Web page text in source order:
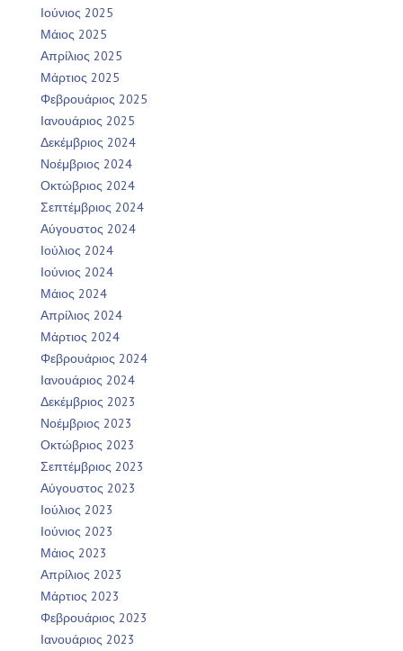
Ιούνιος 2025
Μάιος 2025
Απρίλιος 2025
Μάρτιος 2025
Φεβρουάριος 2025
Ιανουάριος 2025
Δεκέμβριος 2024
Νοέμβριος 2024
Οκτώβριος 2024
Σεπτέμβριος 2024
Αύγουστος 2024
Ιούλιος 2024
Ιούνιος 2024
Μάιος 2024
Απρίλιος 2024
Μάρτιος 2024
Φεβρουάριος 2024
Ιανουάριος 2024
Δεκέμβριος 2023
Νοέμβριος 2023
Οκτώβριος 2023
Σεπτέμβριος 2023
Αύγουστος 2023
Ιούλιος 2023
Ιούνιος 2023
Μάιος 2023
Απρίλιος 2023
Μάρτιος 2023
Φεβρουάριος 2023
Ιανουάριος 2023